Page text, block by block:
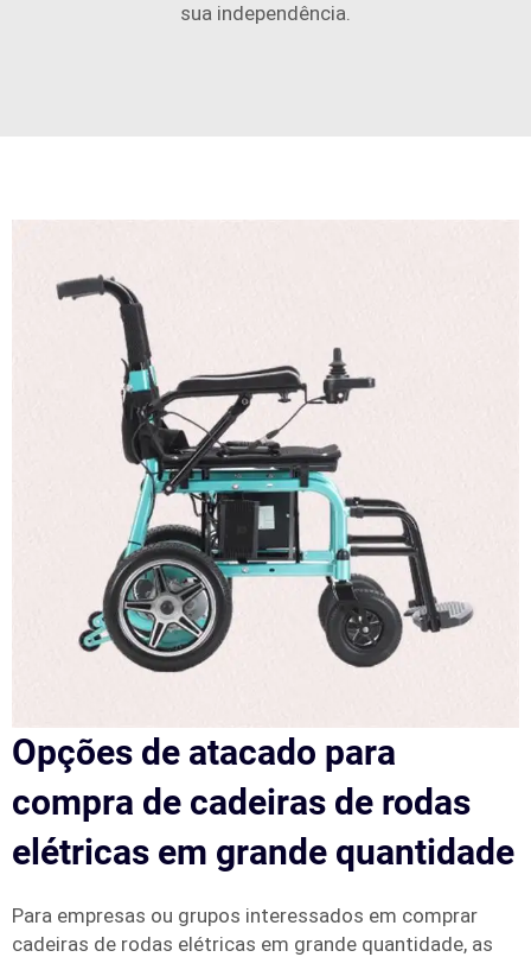
sua independência.
Opções de atacado para
compra de cadeiras de rodas
elétricas em grande quantidade
Para empresas ou grupos interessados em comprar
cadeiras de rodas elétricas em grande quantidade, as